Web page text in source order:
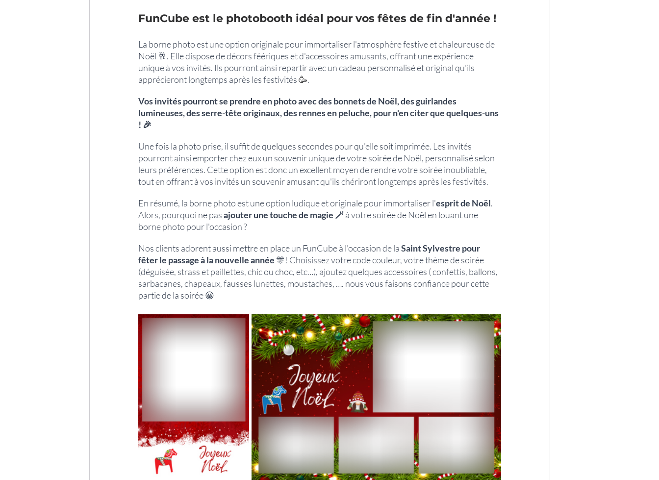
FunCube est le photobooth idéal pour vos fêtes de fin d'année !
La borne photo est une option originale pour immortaliser l'atmosphère festive et chaleureuse de
Noël 🥂. Elle dispose de décors féériques et d'accessoires amusants, offrant une expérience
unique à vos invités. Ils pourront ainsi repartir avec un cadeau personnalisé et original qu'ils
apprécieront longtemps après les festivités 🥳.
Vos invités pourront se prendre en photo avec des bonnets de Noël, des guirlandes
lumineuses, des serre-tête originaux, des rennes en peluche, pour n'en citer que quelques-uns
! 🎉
Une fois la photo prise, il suffit de quelques secondes pour qu'elle soit imprimée. Les invités
pourront ainsi emporter chez eux un souvenir unique de votre soirée de Noël, personnalisé selon
leurs préférences. Cette option est donc un excellent moyen de rendre votre soirée inoubliable,
tout en offrant à vos invités un souvenir amusant qu'ils chériront longtemps après les festivités.
En résumé, la borne photo est une option ludique et originale pour immortaliser l'esprit de Noël.
Alors, pourquoi ne pas ajouter une touche de magie 🪄 à votre soirée de Noël en louant une
borne photo pour l'occasion ?
Nos clients adorent aussi mettre en place un FunCube à l'occasion de la Saint Sylvestre pour
fêter le passage à la nouvelle année 🎊! Choisissez votre code couleur, votre thème de soirée
(déguisée, strass et paillettes, chic ou choc, etc…), ajoutez quelques accessoires ( confettis, ballons,
sarbacanes, chapeaux, fausses lunettes, moustaches, …. nous vous faisons confiance pour cette
partie de la soirée 😀